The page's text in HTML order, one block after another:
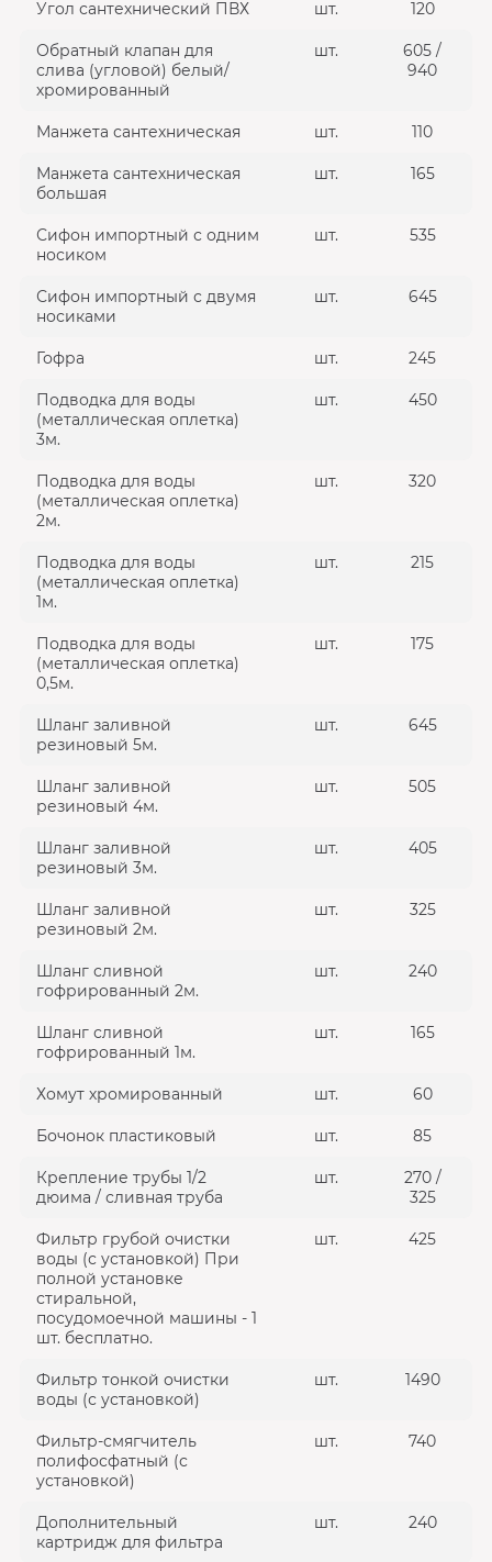
Угол сантехнический ПВХ шт. 120
Обратный клапан для
слива (угловой) белый/
хромированный
шт.
605 /
940
Манжета сантехническая шт. 110
Манжета сантехническая
большая
шт. 165
Сифон импортный с одним
носиком
шт. 535
Сифон импортный с двумя
носиками
шт. 645
Гофра шт. 245
Подводка для воды
(металлическая оплетка)
3м.
шт. 450
Подводка для воды
(металлическая оплетка)
2м.
шт. 320
Подводка для воды
(металлическая оплетка)
1м.
шт. 215
Подводка для воды
(металлическая оплетка)
0,5м.
шт. 175
Шланг заливной
резиновый 5м.
шт. 645
Шланг заливной
резиновый 4м.
шт. 505
Шланг заливной
резиновый 3м.
шт. 405
Шланг заливной
резиновый 2м.
шт. 325
Шланг сливной
гофрированный 2м.
шт. 240
Шланг сливной
гофрированный 1м.
шт. 165
Хомут хромированный шт. 60
Бочонок пластиковый шт. 85
Крепление трубы 1/2
дюима / сливная труба
шт.
270 /
325
Фильтр грубой очистки
воды (с установкой) При
полной установке
стиральной,
посудомоечной машины - 1
шт. бесплатно.
шт. 425
Фильтр тонкой очистки
воды (с установкой)
шт. 1490
Фильтр-смягчитель
полифосфатный (с
установкой)
шт. 740
Дополнительный
картридж для фильтра
шт. 240